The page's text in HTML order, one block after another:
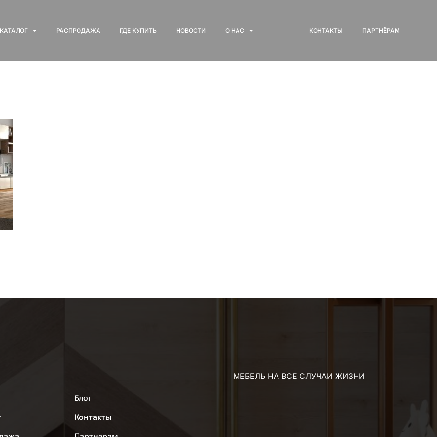
КАТАЛОГ РАСПРОДАЖА ГДЕ КУПИТЬ НОВОСТИ О НАС КОНТАКТЫ ПАРТНЁРАМ
Блог
Контакты
МЕБЕЛЬ НА ВСЕ СЛУЧАИ ЖИЗНИ